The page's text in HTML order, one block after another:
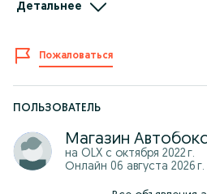
автомобиля состоит из веса
Средний вес багажника 4,8 кг.
Габариты коробки: 1210 x 130 x 125
Режим работы: ПН-ВС: 9:00 до 18:00
Самовывоз: г. Уральск, ул.
Автобоксов.
Доставка: Бесплатная доставка по
Детальнее
Пожаловаться
ПОЛЬЗОВАТЕЛЬ
Магазин
на OLX с октября 2022 г.
Онлайн 06 августа 2026 г.